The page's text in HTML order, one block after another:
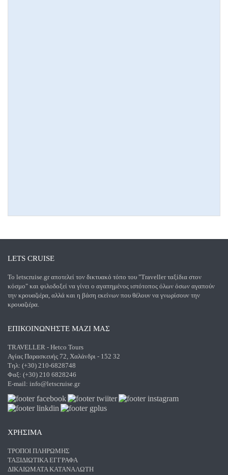
LETS CRUISE
Το letscruise.gr αποτελεί τον δικτυακό τόπο του "Traveller ταξίδια στον
κόσμο" και φιλοδοξεί να γίνει ο αγαπημένος ιστότοπος όλων όσων αγαπούν
την κρουαζιέρα, αλλά και η βάση εκείνων που θέλουν να γνωρίσουν την
κρουαζιέρα.
ΕΠΙΚΟΙΝΩΝΗΣΤΕ ΜΑΖΙ ΜΑΣ
TRAVELLER - Hetco Tours
Αγίας Παρασκευής 72, Χαλάνδρι - 152 32
Τηλ: (+30) 210-6828748
Φαξ: (+30) 210 6828246
E-mail: info@letscruise.gr
ΧΡΗΣΙΜΑ
ΤΡΌΠΟΙ ΠΛΗΡΩΜΉΣ
ΤΑΞΙΔΙΩΤΙΚΆ ΈΓΓΡΑΦΑ
ΔΙΚΑΙΏΜΑΤΑ ΚΑΤΑΝΑΛΩΤΉ